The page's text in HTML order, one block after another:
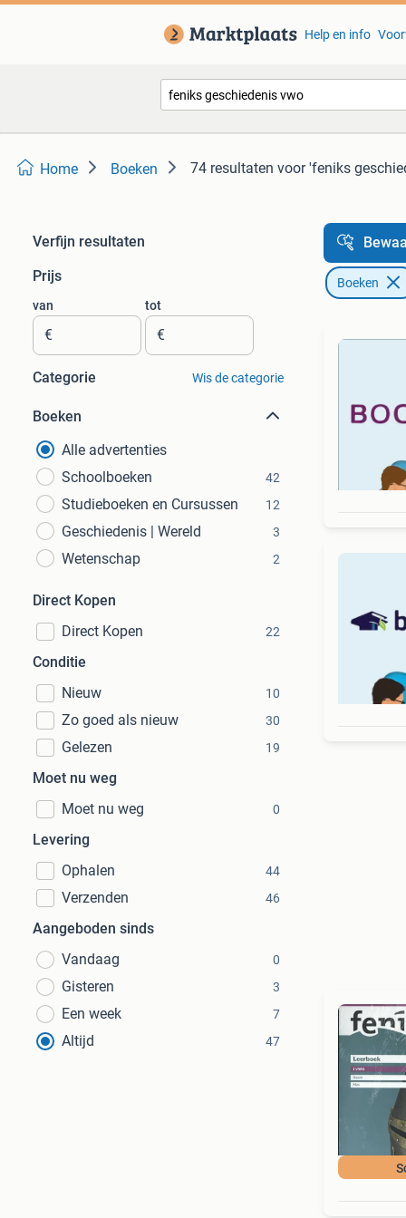
Help en info
Home Boeken 74 resultaten voor 'feniks
Verfijn resultaten
Prijs
van
€
tot
€
Categorie Wis de categorie
Boeken
Alle advertenties
Schoolboeken
42
Studieboeken en Cursussen 12
Geschiedenis | Wereld 3
Wetenschap 2
Direct Kopen
Direct Kopen
22
Conditie
Nieuw
10
Zo goed als nieuw 30
Gelezen 19
Moet nu weg
Moet nu weg
0
Levering
Ophalen
44
Verzenden 46
Aangeboden sinds
Vandaag
0
Gisteren 3
Een week 7
Altijd 47
Boeken